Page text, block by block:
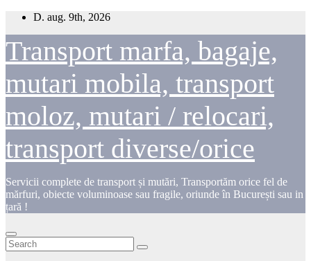
Skip
content
D. aug. 9th, 2026
Transport marfa, bagaje,
mutari mobila, transport
moloz, mutari / relocari,
transport diverse/orice
Servicii complete de transport și mutări, Transportăm orice fel de
mărfuri, obiecte voluminoase sau fragile, oriunde în București sau in
țară !